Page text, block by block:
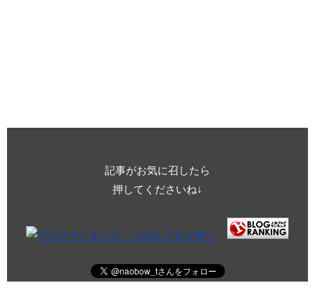
記事がお気に召したら
押してくださいね↓